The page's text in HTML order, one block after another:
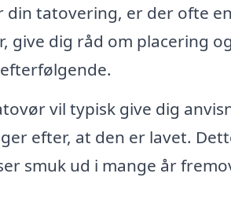
din tatovering, er der ofte
give dig råd om placering
vil typisk give dig
efter, at den er lavet.
smuk ud i mange år